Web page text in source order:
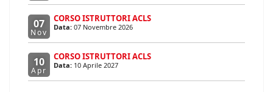
07
Nov
CORSO ISTRUTTORI ACLS
Data: 07 Novembre 2026
10
Apr
CORSO ISTRUTTORI ACLS
Data: 10 Aprile 2027